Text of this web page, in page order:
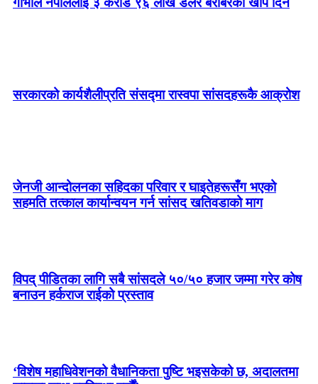
सरकारको कार्यशैलीप्रति संसद्‍मा रास्वपा सांसदहरूकै आक्रोश
जेनजी आन्दोलनका सहिदका परिवार र घाइतेहरूसँग भएको
सहमति तत्काल कार्यान्वयन गर्न सांसद खतिवडाको माग
विपद् पीडितका लागि सबै सांसदले ५०/५० हजार जम्मा गरेर कोष
बनाउन हर्कराज राईको प्रस्ताव
‘विशेष महाधिवेशनको वैधानिकता पुष्टि भइसकेको छ, अदालतमा